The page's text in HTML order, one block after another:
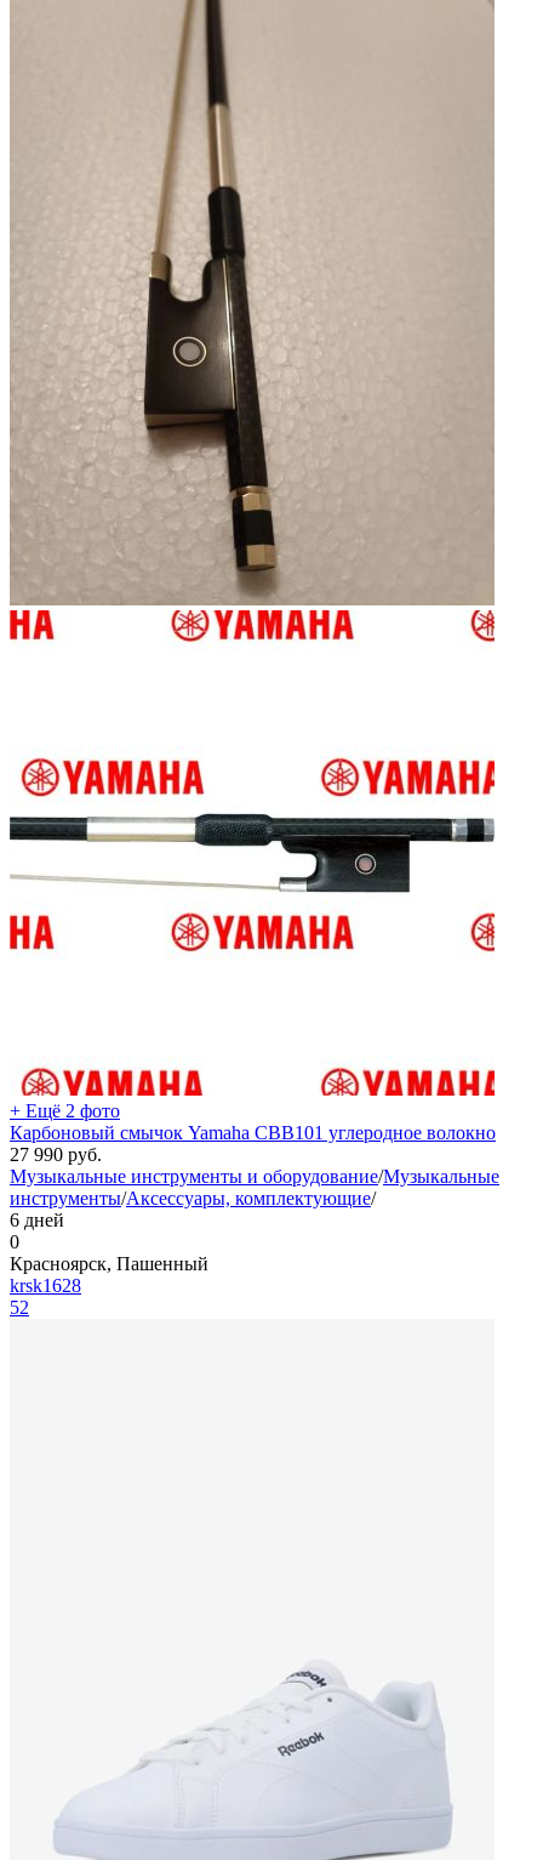
+ Ещё 2 фото
Карбоновый смычок Yamaha CBB101 углеродное волокно
27 990 руб.
Музыкальные инструменты и оборудование/Музыкальные
инструменты/Аксессуары, комплектующие/
6 дней
0
Красноярск, Пашенный
krsk1628
52